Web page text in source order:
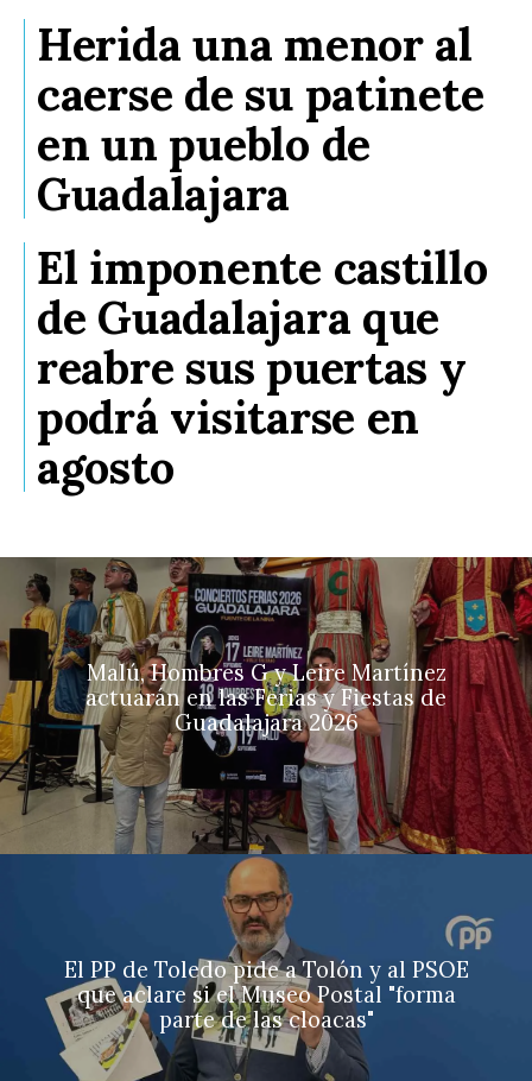
Herida una menor al
caerse de su patinete
en un pueblo de
Guadalajara
El imponente castillo
de Guadalajara que
reabre sus puertas y
podrá visitarse en
agosto
Malú, Hombres G y Leire Martínez
actuarán en las Ferias y Fiestas de
Guadalajara 2026
El PP de Toledo pide a Tolón y al PSOE
que aclare si el Museo Postal "forma
parte de las cloacas"